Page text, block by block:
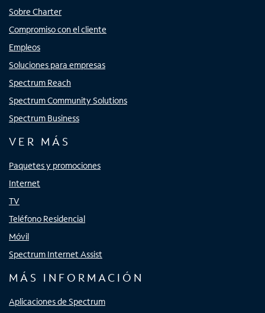
Sobre Charter
Compromiso con el cliente
Empleos
Soluciones para empresas
Spectrum Reach
Spectrum Community Solutions
Spectrum Business
VER MÁS
Paquetes y promociones
Internet
TV
Teléfono Residencial
Móvil
Spectrum Internet Assist
MÁS INFORMACIÓN
Aplicaciones de Spectrum